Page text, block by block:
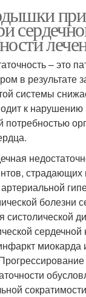
при
– это
в результате
системы
к
потребностью
болезни
систолической
сердечной